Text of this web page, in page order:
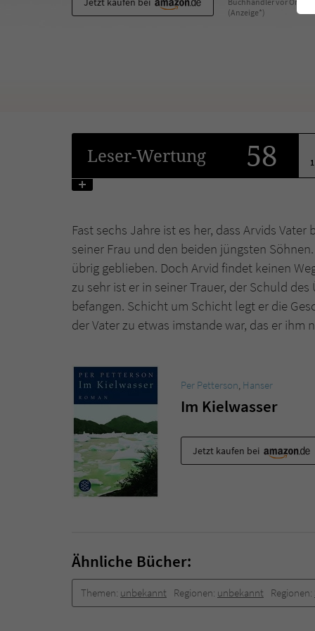
(Anzeige*)
Leser-Wertung 58
1
Fast sechs Jahre ist es her, dass Arvids
seiner Frau und den beiden jüngsten
übrig geblieben. Doch Arvid findet keinen
zu sehr ist er in seiner Trauer, der Schuld
befangen. Schicht um Schicht legt er die
der Vater zu etwas imstande war, das er
Per Petterson, Hanser
Im Kielwasser
Jetzt kaufen bei
Ähnliche Bücher:
Themen: unbekannt Regionen: unbekannt Regionen: